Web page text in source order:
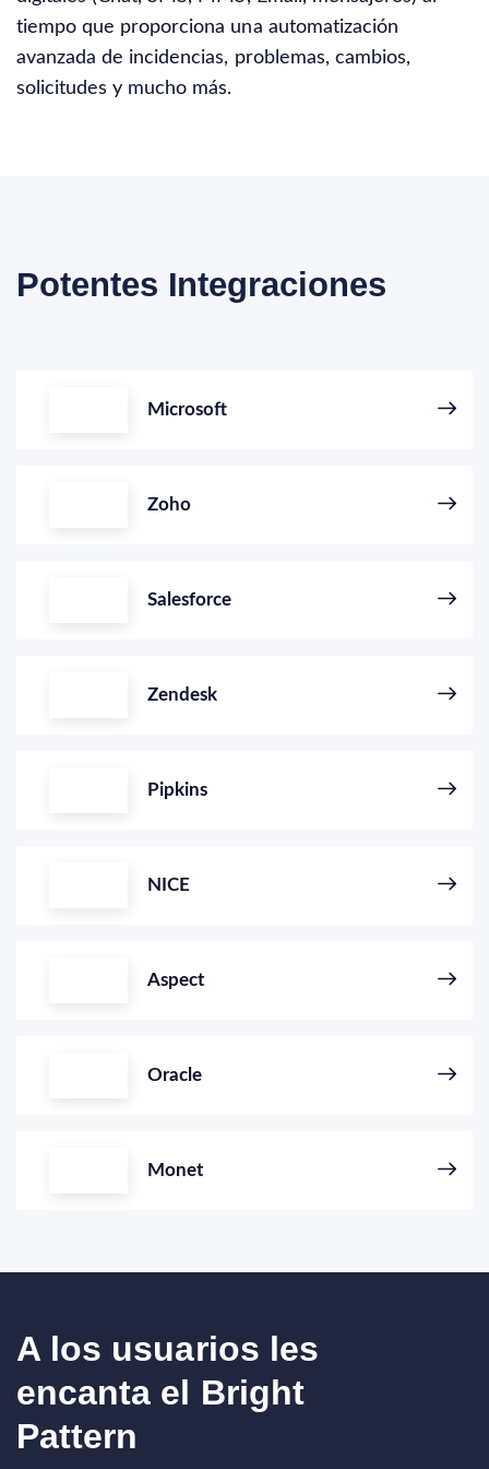
tiempo que proporciona una automatización
avanzada de incidencias, problemas, cambios,
solicitudes y mucho más.
Potentes Integraciones
Microsoft
Zoho
Salesforce
Zendesk
Pipkins
NICE
Aspect
Oracle
Monet
A los usuarios les
encanta el Bright
Pattern